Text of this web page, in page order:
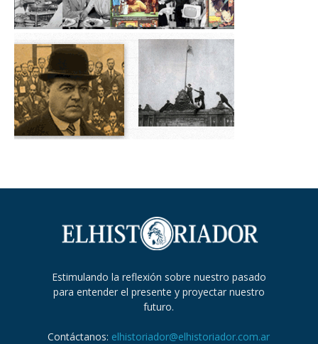
Estimulando la reflexión sobre nuestro pasado
para entender el presente y proyectar nuestro
futuro.
Contáctanos: elhistoriador@elhistoriador.com.ar